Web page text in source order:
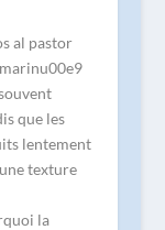
al pastor
que les
lentement
texture
la